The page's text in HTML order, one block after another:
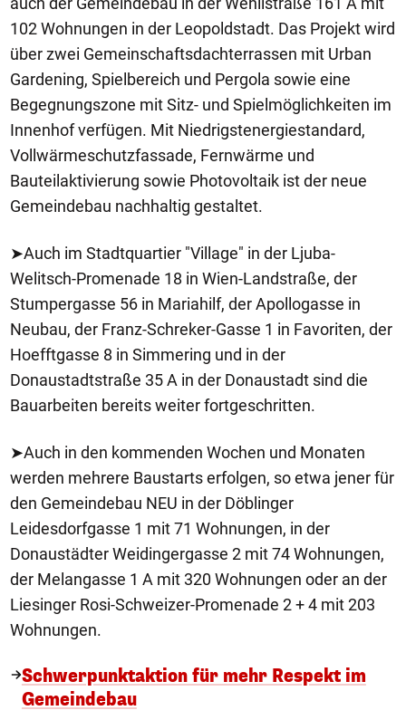
102 Wohnungen in der Leopoldstadt. Das Projekt wird
über zwei Gemeinschaftsdachterrassen mit Urban
Gardening, Spielbereich und Pergola sowie eine
Begegnungszone mit Sitz- und Spielmöglichkeiten im
Innenhof verfügen. Mit Niedrigstenergiestandard,
Vollwärmeschutzfassade, Fernwärme und
Bauteilaktivierung sowie Photovoltaik ist der neue
Gemeindebau nachhaltig gestaltet.
➤Auch im Stadtquartier "Village" in der Ljuba-
Welitsch-Promenade 18 in Wien-Landstraße, der
Stumpergasse 56 in Mariahilf, der Apollogasse in
Neubau, der Franz-Schreker-Gasse 1 in Favoriten, der
Hoefftgasse 8 in Simmering und in der
Donaustadtstraße 35 A in der Donaustadt sind die
Bauarbeiten bereits weiter fortgeschritten.
➤Auch in den kommenden Wochen und Monaten
werden mehrere Baustarts erfolgen, so etwa jener für
den Gemeindebau NEU in der Döblinger
Leidesdorfgasse 1 mit 71 Wohnungen, in der
Donaustädter Weidingergasse 2 mit 74 Wohnungen,
der Melangasse 1 A mit 320 Wohnungen oder an der
Liesinger Rosi-Schweizer-Promenade 2 + 4 mit 203
Wohnungen.
Schwerpunktaktion für mehr Respekt im
Gemeindebau